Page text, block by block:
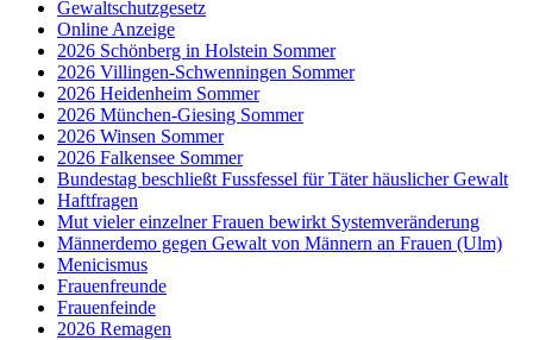
Gewaltschutzgesetz
Online Anzeige
2026 Schönberg in Holstein Sommer
2026 Villingen-Schwenningen Sommer
2026 Heidenheim Sommer
2026 München-Giesing Sommer
2026 Winsen Sommer
2026 Falkensee Sommer
Bundestag beschließt Fussfessel für Täter häuslicher Gewalt
Haftfragen
Mut vieler einzelner Frauen bewirkt Systemveränderung
Männerdemo gegen Gewalt von Männern an Frauen (Ulm)
Menicismus
Frauenfreunde
Frauenfeinde
2026 Remagen